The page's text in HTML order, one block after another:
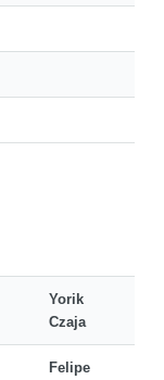
Yorik
Czaja
Felipe